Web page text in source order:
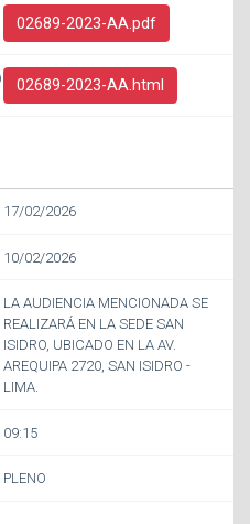
02689-2023-AA.pdf
02689-2023-AA.html
17/02/2026
10/02/2026
LA AUDIENCIA MENCIONADA SE
REALIZARÁ EN LA SEDE SAN
ISIDRO, UBICADO EN LA AV.
AREQUIPA 2720, SAN ISIDRO -
LIMA.
09:15
PLENO